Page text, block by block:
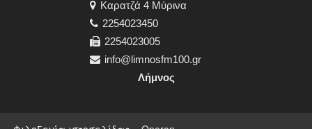
Καρατζά 4 Μύρινα
2254023450
2254023005
info@limnosfm100.gr
Λήμνος